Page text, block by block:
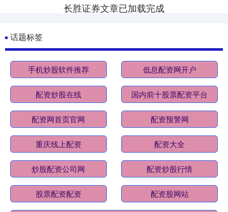
长胜证券文章已加载完成
话题标签
手机炒股软件推荐 低息配资网开户
配资炒股在线 国内前十股票配资平台
配资网首页官网 配资预警网
重庆线上配资 配资大全
炒股配资公司网 配资炒股行情
股票配资配资 配资股网站